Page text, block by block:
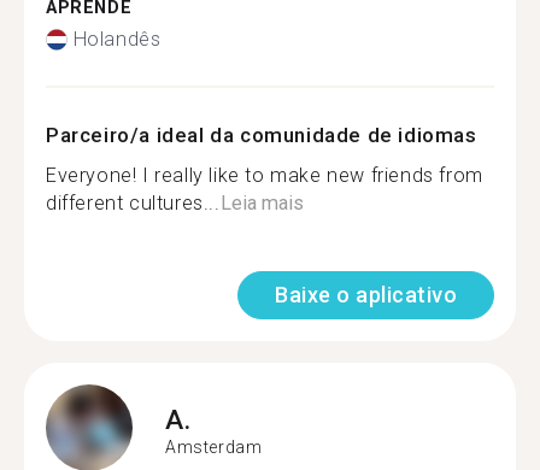
APRENDE
Holandês
Parceiro/a ideal da comunidade de idiomas
Everyone! I really like to make new friends from
different cultures...Leia mais
Baixe o aplicativo
A.
Amsterdam